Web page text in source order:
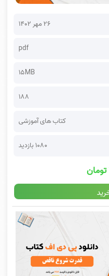
۲۶ مهر ۱۴۰۲
pdf
15MB
188
کتاب های آموزشی
1080 بازدید